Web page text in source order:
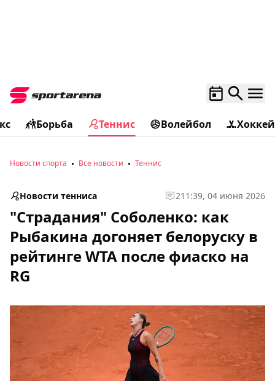
Борьба Теннис Волейбол Хоккей
Новости спорта Все новости Теннис
Новости тенниса 211:39, 04 июня 2026
"Страдания" Соболенко: как
Рыбакина догоняет белоруску в
рейтинге WTA после фиаско на
RG